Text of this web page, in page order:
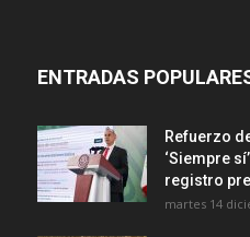
ENTRADAS
Refuerzo
‘Siempre
registro
martes 14